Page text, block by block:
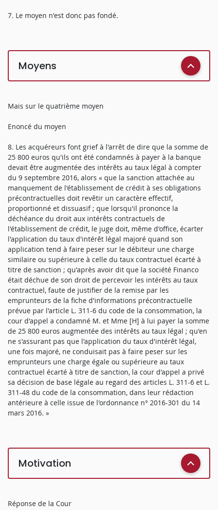
7. Le moyen n'est donc pas fondé.
Moyens
Mais sur le quatrième moyen
Enoncé du moyen
8. Les acquéreurs font grief à l'arrêt de dire que la somme de
25 800 euros qu'ils ont été condamnés à payer à la banque
devait être augmentée des intérêts au taux légal à compter
du 9 septembre 2016, alors « que la sanction attachée au
manquement de l'établissement de crédit à ses obligations
précontractuelles doit revêtir un caractère effectif,
proportionné et dissuasif ; que lorsqu'il prononce la
déchéance du droit aux intérêts contractuels de
l'établissement de crédit, le juge doit, même d'office, écarter
l'application du taux d'intérêt légal majoré quand son
application tend à faire peser sur le débiteur une charge
similaire ou supérieure à celle du taux contractuel écarté à
titre de sanction ; qu'après avoir dit que la société Financo
était déchue de son droit de percevoir les intérêts au taux
contractuel, faute de justifier de la remise par les
emprunteurs de la fiche d'informations précontractuelle
prévue par l'article L. 311-6 du code de la consommation, la
cour d'appel a condamné M. et Mme [H] à lui payer la somme
de 25 800 euros augmentée des intérêts au taux légal ; qu'en
ne s'assurant pas que l'application du taux d'intérêt légal,
une fois majoré, ne conduisait pas à faire peser sur les
emprunteurs une charge égale ou supérieure au taux
contractuel écarté à titre de sanction, la cour d'appel a privé
sa décision de base légale au regard des articles L. 311-6 et L.
311-48 du code de la consommation, dans leur rédaction
antérieure à celle issue de l'ordonnance n° 2016-301 du 14
mars 2016. »
Motivation
Réponse de la Cour